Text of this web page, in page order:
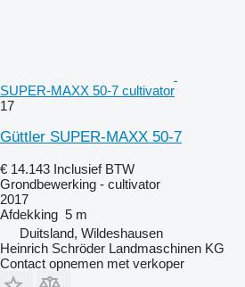
SUPER-MAXX 50-7 cultivator
17
Güttler SUPER-MAXX 50-7
€ 14.143 Inclusief BTW
Grondbewerking - cultivator
2017
Afdekking 5 m
Duitsland, Wildeshausen
Heinrich Schröder Landmaschinen KG
Contact opnemen met verkoper